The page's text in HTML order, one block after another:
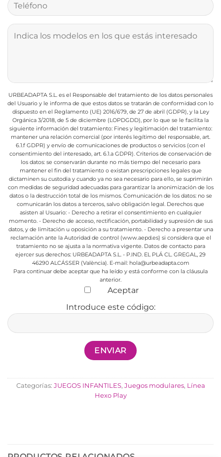
URBEADAPTA S.L. es el Responsable del tratamiento de los datos personales
del Usuario y le informa de que estos datos se tratarán de conformidad con lo
dispuesto en el Reglamento (UE) 2016/679, de 27 de abril (GDPR), y la Ley
Orgánica 3/2018, de 5 de diciembre (LOPDGDD), por lo que se le facilita la
siguiente información del tratamiento:Fines y legitimación del tratamiento:
mantener una relación comercial (por interés legítimo del responsable, art.
6.1.f GDPR) y envío de comunicaciones de productos o servicios (con el
consentimiento del interesado, art. 6.1.a GDPR). Criterios de conservación de
los datos: se conservarán durante no más tiempo del necesario para
mantener el fin del tratamiento o existan prescripciones legales que
dictaminen su custodia y cuando ya no sea necesario para ello, se suprimirán
con medidas de seguridad adecuadas para garantizar la anonimización de los
datos o la destrucción total de los mismos. Comunicación de los datos: no se
comunicarán los datos a terceros, salvo obligación legal. Derechos que
asisten al Usuario: - Derecho a retirar el consentimiento en cualquier
momento. - Derecho de acceso, rectificación, portabilidad y supresión de sus
datos, y de limitación u oposición a su tratamiento. - Derecho a presentar una
reclamación ante la Autoridad de control (www.aepd.es) si considera que el
tratamiento no se ajusta a la normativa vigente. Datos de contacto para
ejercer sus derechos: URBEADAPTA S.L. - P.IND. EL PLÁ CL. GREGAL, 29
46290 ALCÁSSER (València). E-mail: hola@urbeadapta.com
Para continuar debe aceptar que ha leído y está conforme con la cláusula
anterior.
Aceptar
Introduce este código:
Categorías: JUEGOS INFANTILES, Juegos modulares, Línea
Hexo Play